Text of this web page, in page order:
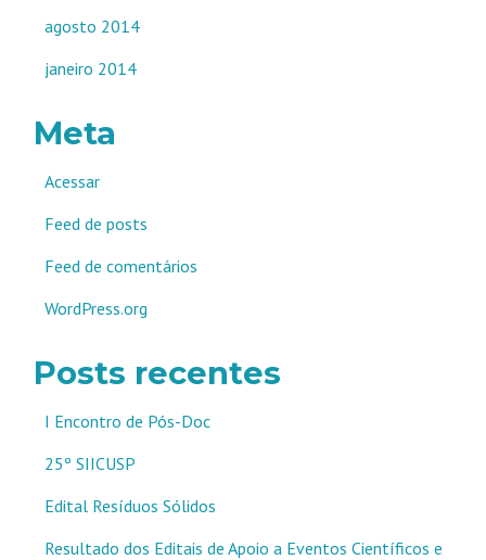
agosto 2014
janeiro 2014
Meta
Acessar
Feed de posts
Feed de comentários
WordPress.org
Posts recentes
I Encontro de Pós-Doc
25º SIICUSP
Edital Resíduos Sólidos
Resultado dos Editais de Apoio a Eventos Científicos e